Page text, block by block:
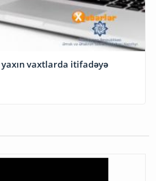
vaxtlarda itifadəyə